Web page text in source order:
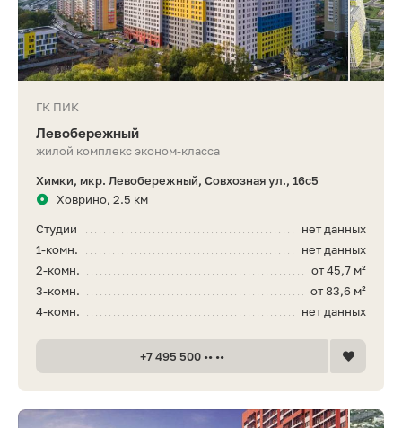
ГК ПИК
Левобережный
жилой комплекс эконом-класса
Химки, мкр. Левобережный, Совхозная ул., 16с5
Ховрино, 2.5 км
нет данных
Студии
нет данных
1-комн.
от 45,7 м²
2-комн.
от 83,6 м²
3-комн.
нет данных
4-комн.
+7 495 500 •• ••